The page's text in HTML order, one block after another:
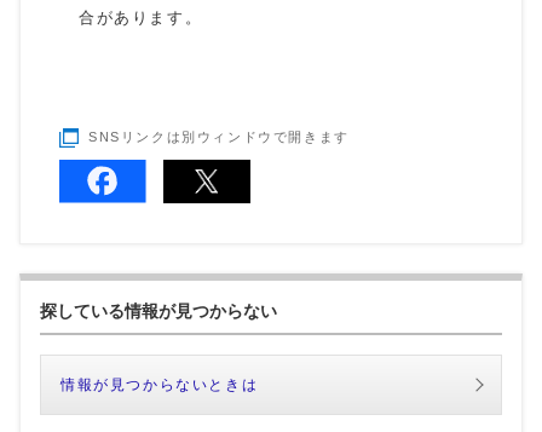
合があります。
SNSリンクは別ウィンドウで開きます
探している情報が見つからない
情報が見つからないときは